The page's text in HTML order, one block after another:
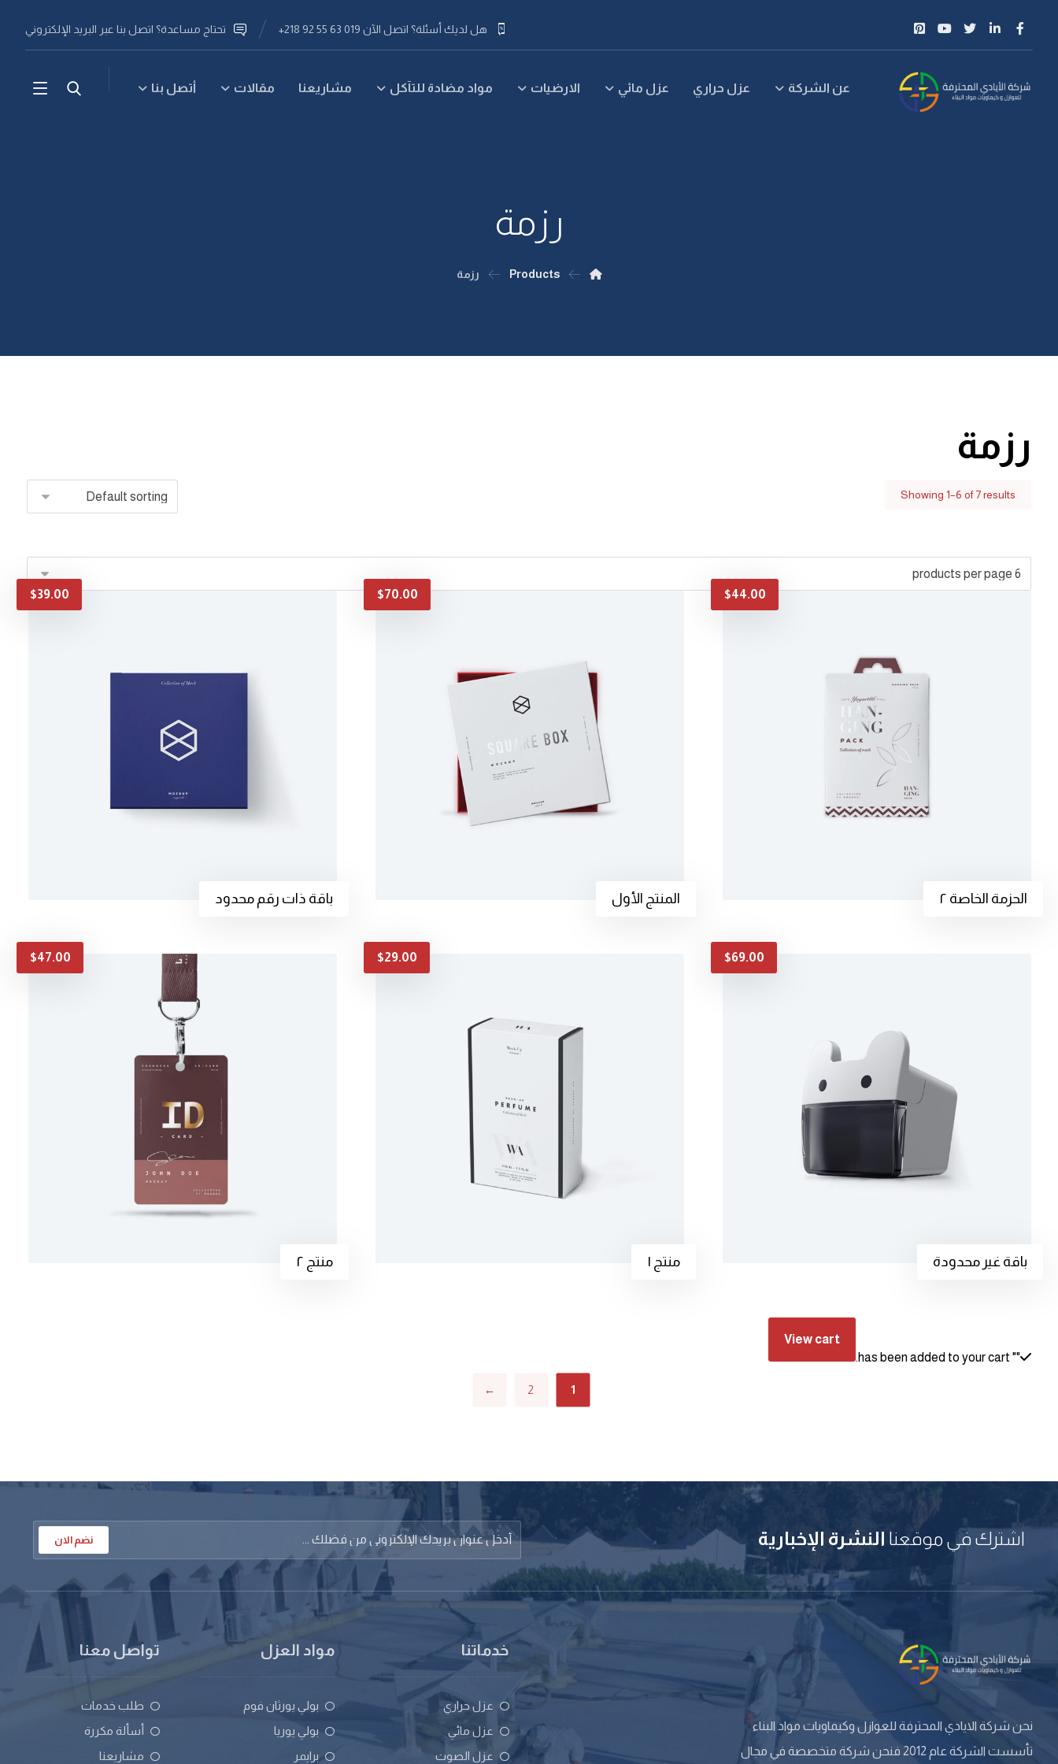
تحتاج مساعدة؟ اتصل بنا عبر البريد الإلكتروني هل لديك أسئلة؟ اتصل الآن 019 63 55 92 218+
عن الشركة عزل حراري عزل مائي الارضيات مواد مضادة للتآكل مشاريعنا مقالات أتصل بنا
رزمة
Products رزمة
رزمة
Showing 1–6 of 7 results
الحزمة الخاصة ٢
$44.00
المنتج الأول
$70.00
باقة ذات رقم محدود
$39.00
باقة غير محدودة
$69.00
منتج ١
$29.00
منتج ٢
$47.00
"
" has been added to your cart.
View cart
1
2
←
اشترك في موقعنا النشرة الإخبارية نضم الان
نحن شركة الايادي المحترفة للعوازل وكيماويات مواد البناء
تأسست الشركة عام 2012 فنحن شركة متخصصة في مجال
خدماتنا
عزل حراري
عزل مائي
عزل الصوت
مواد العزل
بولي يورثان فوم
بولي يوريا
برايمر
تواصل معنا
طلب خدمات
أسألة مكررة
مشاريعنا